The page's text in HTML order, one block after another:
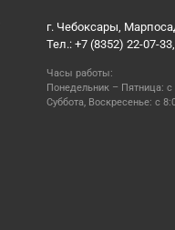
г. Чебоксары,
Тел.: +7 (8352) 22-07-
Часы работы:
Понедельник – Пятница: с
Суббота, Воскресенье: с